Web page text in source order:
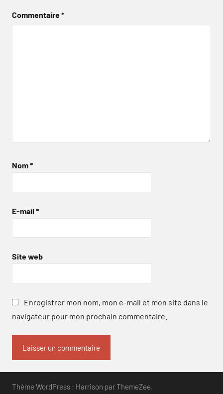
Commentaire*
Nom*
E-mail *
Site web
Enregistrer mon nom, mon e-mail et mon site dans le
navigateur pour mon prochain commentaire.
Thème WordPress : Harrison par ThemeZee.